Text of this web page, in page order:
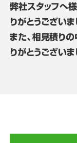
弊社スタッフへ
りがとうございま
また、相見積り
りがとうございま